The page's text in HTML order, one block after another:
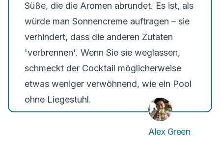
Süße, die die Aromen abrundet. Es ist, als
würde man Sonnencreme auftragen – sie
verhindert, dass die anderen Zutaten
'verbrennen'. Wenn Sie sie weglassen,
schmeckt der Cocktail möglicherweise
etwas weniger verwöhnend, wie ein Pool
ohne Liegestuhl.
Alex Green